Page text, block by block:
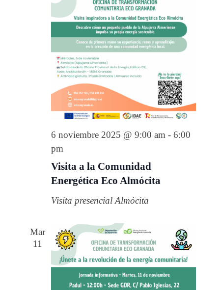
Visita a la Comunidad
Energética Eco Almócita
6 noviembre 2025 @ 9:00 am- 6:00
pm
Visita presencial Almócita
Mar
11